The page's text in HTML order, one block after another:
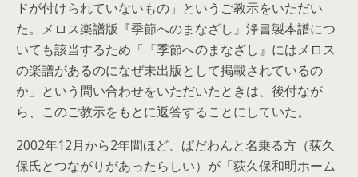
ドが付けられていないもの」というご教示をいただい
た。メロス楽譜版『季節へのまなざし』浄書製本譜につ
いても該当するため「『季節へのまなざし』にはメロス
の楽譜があるのになぜ未出版として掲載されているの
か」という問い合わせをいただいたときは、後付なが
ら、このご教示をもとに返答することにしていた。
2002年12月から2年間ほど、ぱだわんと名乗る方（荻久
保氏とつながりがあったらしい）が「荻久保和明ホーム